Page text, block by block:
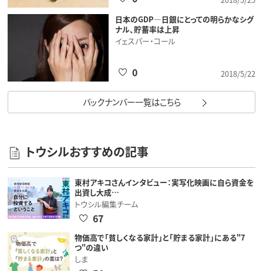
日本のGDP―日銀にとっての明らかなシグ
ナル、貯蓄率は上昇
イェスパー・コール
2018/5/22
0
バックナンバー一覧はこちら
トウシルおすすめの記事
東村アキコさんインタビュー：実写化映画に自ら資金を
出資し大成…
トウシル編集チーム
67
物価高で「貧しくなる家計」と「貯まる家計」にある"7
つ"の違い
しま